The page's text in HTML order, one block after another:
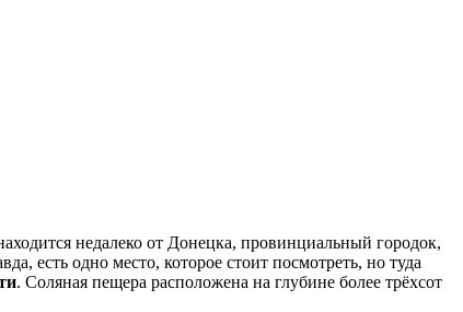
недалеко от Донецка, провинциальный городок,
есть одно место, которое стоит посмотреть, но туда
. Соляная пещера расположена на глубине более трёхсот